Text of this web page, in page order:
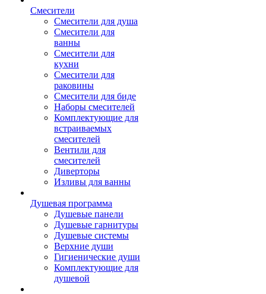
Смесители
Смесители для душа
Смесители для
ванны
Смесители для
кухни
Смесители для
раковины
Смесители для биде
Наборы смесителей
Комплектующие для
встраиваемых
смесителей
Вентили для
смесителей
Диверторы
Изливы для ванны
Душевая программа
Душевые панели
Душевые гарнитуры
Душевые системы
Верхние души
Гигиенические души
Комплектующие для
душевой